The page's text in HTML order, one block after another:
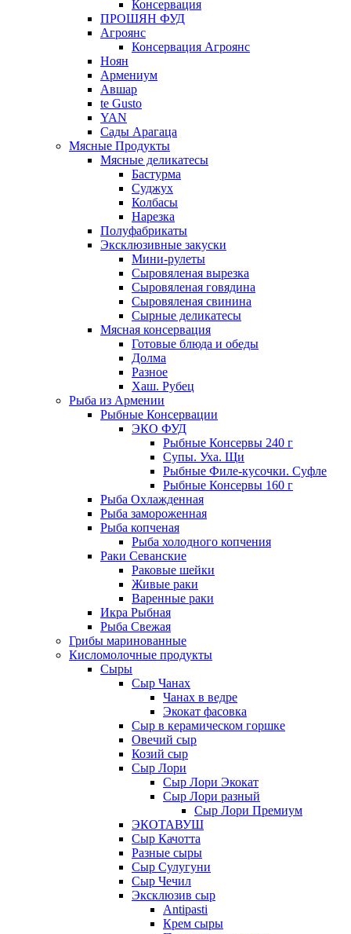
Консервация
ПРОШЯН ФУД
Агроянс
Консервация Агроянс
Ноян
Армениум
Авшар
te Gusto
YAN
Сады Арагаца
Мясные Продукты
Мясные деликатесы
Бастурма
Суджух
Колбасы
Нарезка
Полуфабрикаты
Эксклюзивные закуски
Мини-рулеты
Сыровяленая вырезка
Сыровяленая говядина
Сыровяленая свинина
Сырные деликатесы
Мясная консервация
Готовые блюда и обеды
Долма
Разное
Хаш. Рубец
Рыба из Армении
Рыбные Консервации
ЭКО ФУД
Рыбные Консервы 240 г
Супы. Уха. Щи
Рыбные Филе-кусочки. Суфле
Рыбные Консервы 160 г
Рыба Охлажденная
Рыба замороженная
Рыба копченая
Рыба холодного копчения
Раки Севанские
Раковые шейки
Живые раки
Варенные раки
Икра Рыбная
Рыба Свежая
Грибы маринованные
Кисломолочные продукты
Сыры
Сыр Чанах
Чанах в ведре
Экокат фасовка
Сыр в керамическом горшке
Овечий сыр
Козий сыр
Сыр Лори
Сыр Лори Экокат
Сыр Лори разный
Сыр Лори Премиум
ЭКОТАВУШ
Сыр Качотта
Разные сыры
Сыр Сулугуни
Сыр Чечил
Эксклюзив сыр
Antipasti
Крем сыры